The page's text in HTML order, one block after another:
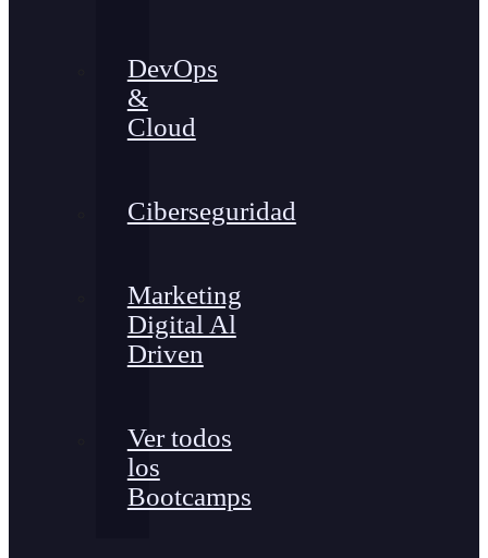
DevOps
&
Cloud
Ciberseguridad
Marketing
Digital Al
Driven
Ver todos
los
Bootcamps